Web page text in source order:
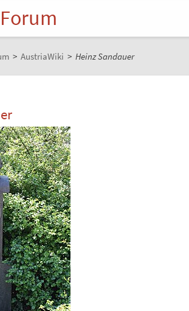
> AustriaWiki > Heinz Sandauer